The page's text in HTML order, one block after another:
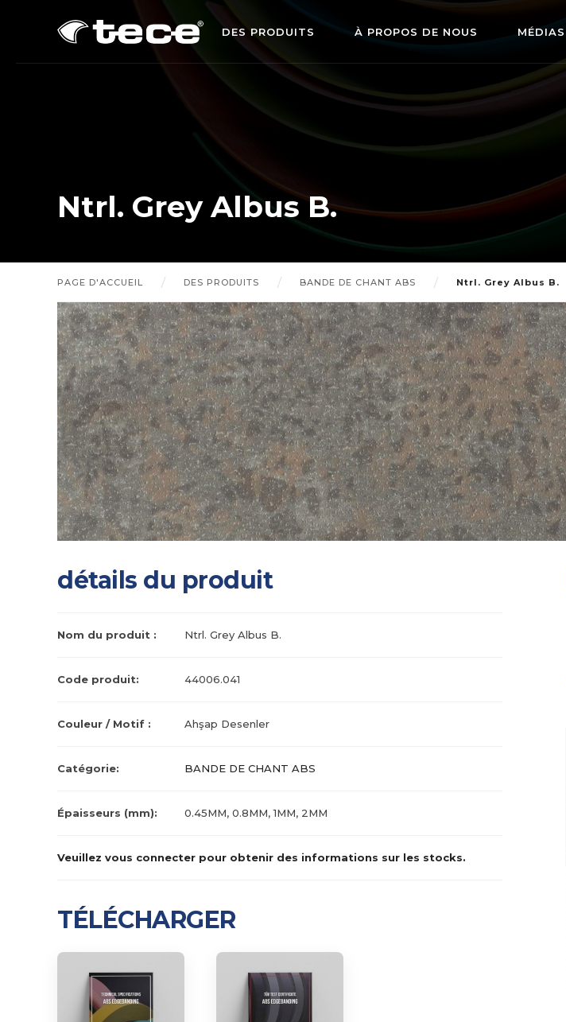
DES PRODUITS À PROPOS DE NOUS MÉDIAS
Ntrl. Grey Albus B.
PAGE D'ACCUEIL DES PRODUITS BANDE DE CHANT ABS Ntrl. Grey Albus B.
détails du produit
Nom du produit : Ntrl. Grey Albus B.
Code produit: 44006.041
Couleur / Motif : Ahşap Desenler
Catégorie: BANDE DE CHANT ABS
Épaisseurs (mm): 0.45MM, 0.8MM, 1MM, 2MM
Veuillez vous connecter pour obtenir des informations sur les stocks.
TÉLÉCHARGER